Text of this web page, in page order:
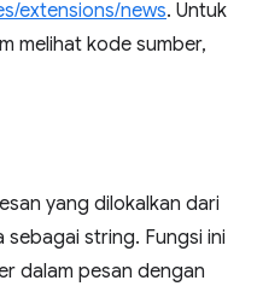
extensions/news. Untuk
melihat kode sumber,
yang dilokalkan dari
string. Fungsi ini
dalam pesan dengan